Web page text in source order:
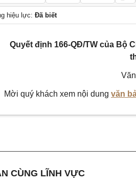
hiệu lực: Đã biết
Quyết định 166-QĐ/TW của Bộ
Mời quý khách xem nội dung văn
CÙNG LĨNH VỰC